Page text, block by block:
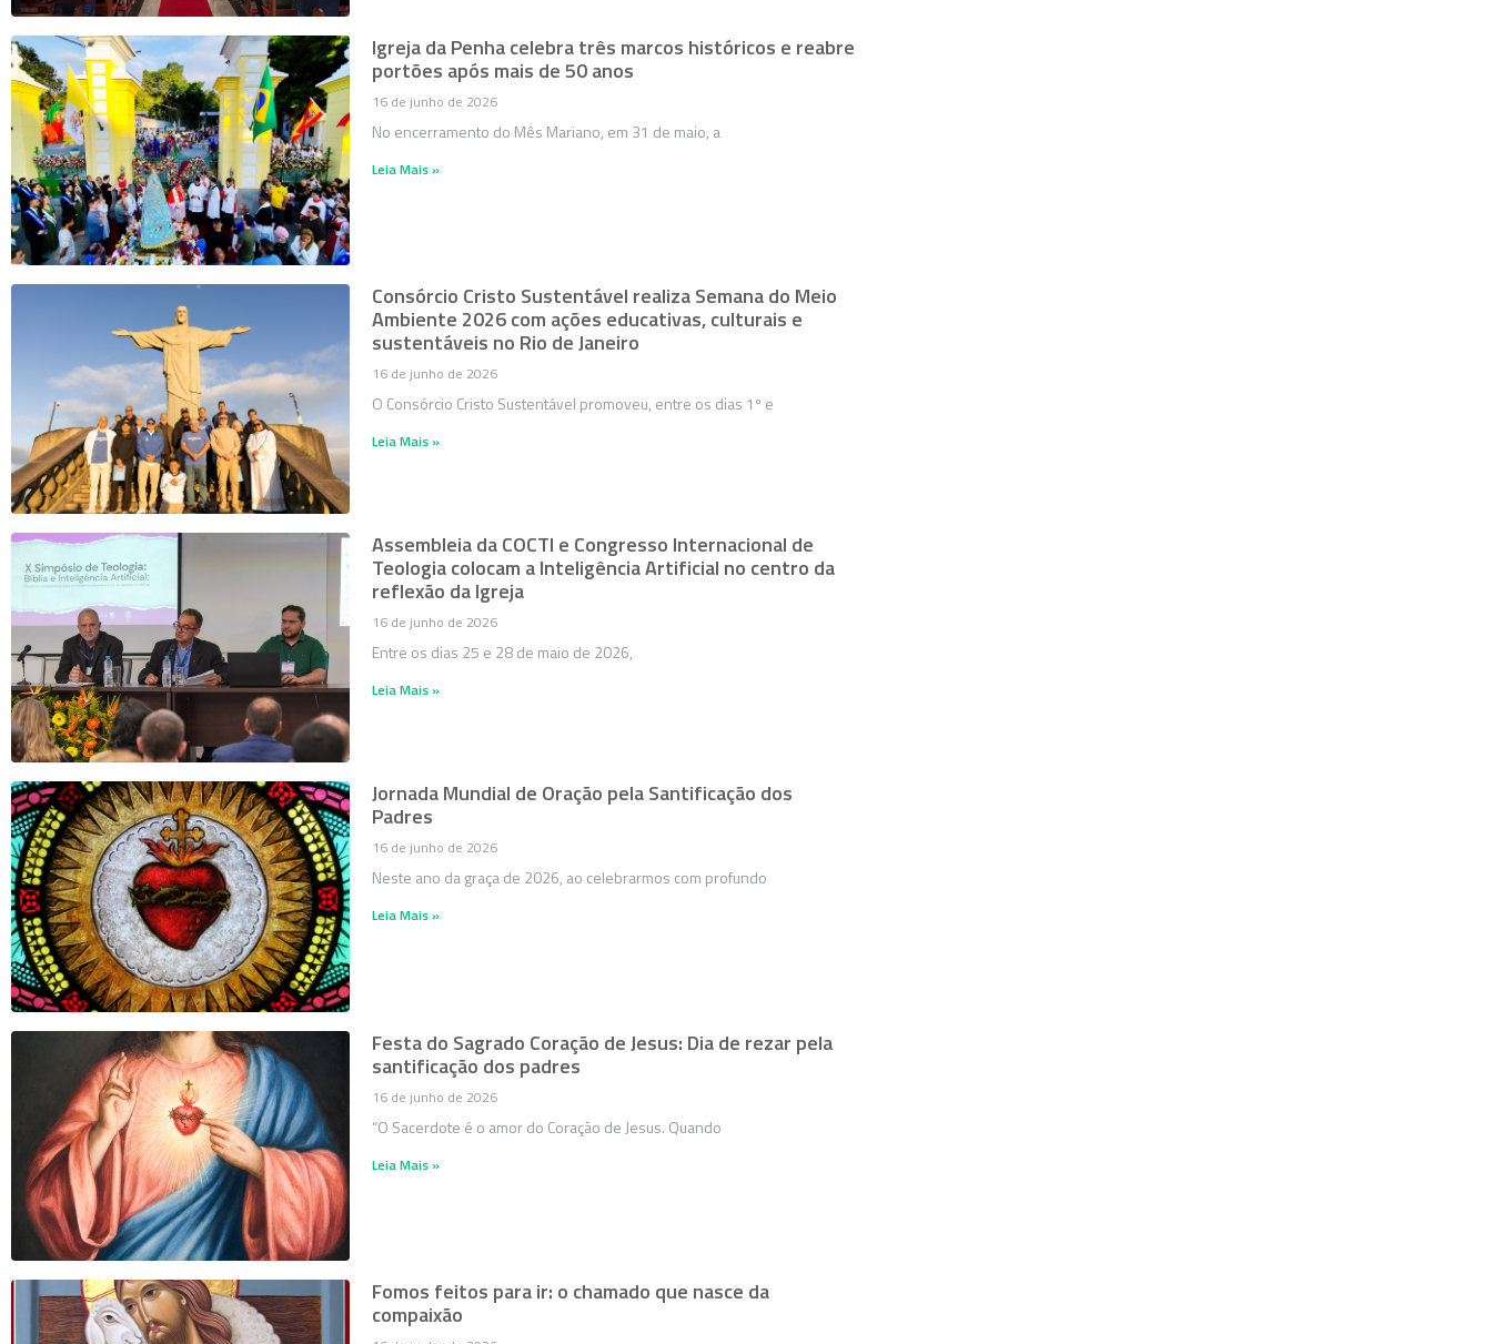
Igreja da Penha celebra três marcos históricos e reabre
portões após mais de 50 anos
16 de junho de 2026
No encerramento do Mês Mariano, em 31 de maio, a
Leia Mais »
Consórcio Cristo Sustentável realiza Semana do Meio
Ambiente 2026 com ações educativas, culturais e
sustentáveis no Rio de Janeiro
16 de junho de 2026
O Consórcio Cristo Sustentável promoveu, entre os dias 1º e
Leia Mais »
Assembleia da COCTI e Congresso Internacional de
Teologia colocam a Inteligência Artificial no centro da
reflexão da Igreja
16 de junho de 2026
Entre os dias 25 e 28 de maio de 2026,
Leia Mais »
Jornada Mundial de Oração pela Santificação dos
Padres
16 de junho de 2026
Neste ano da graça de 2026, ao celebrarmos com profundo
Leia Mais »
Festa do Sagrado Coração de Jesus: Dia de rezar pela
santificação dos padres
16 de junho de 2026
“O Sacerdote é o amor do Coração de Jesus. Quando
Leia Mais »
Fomos feitos para ir: o chamado que nasce da
compaixão